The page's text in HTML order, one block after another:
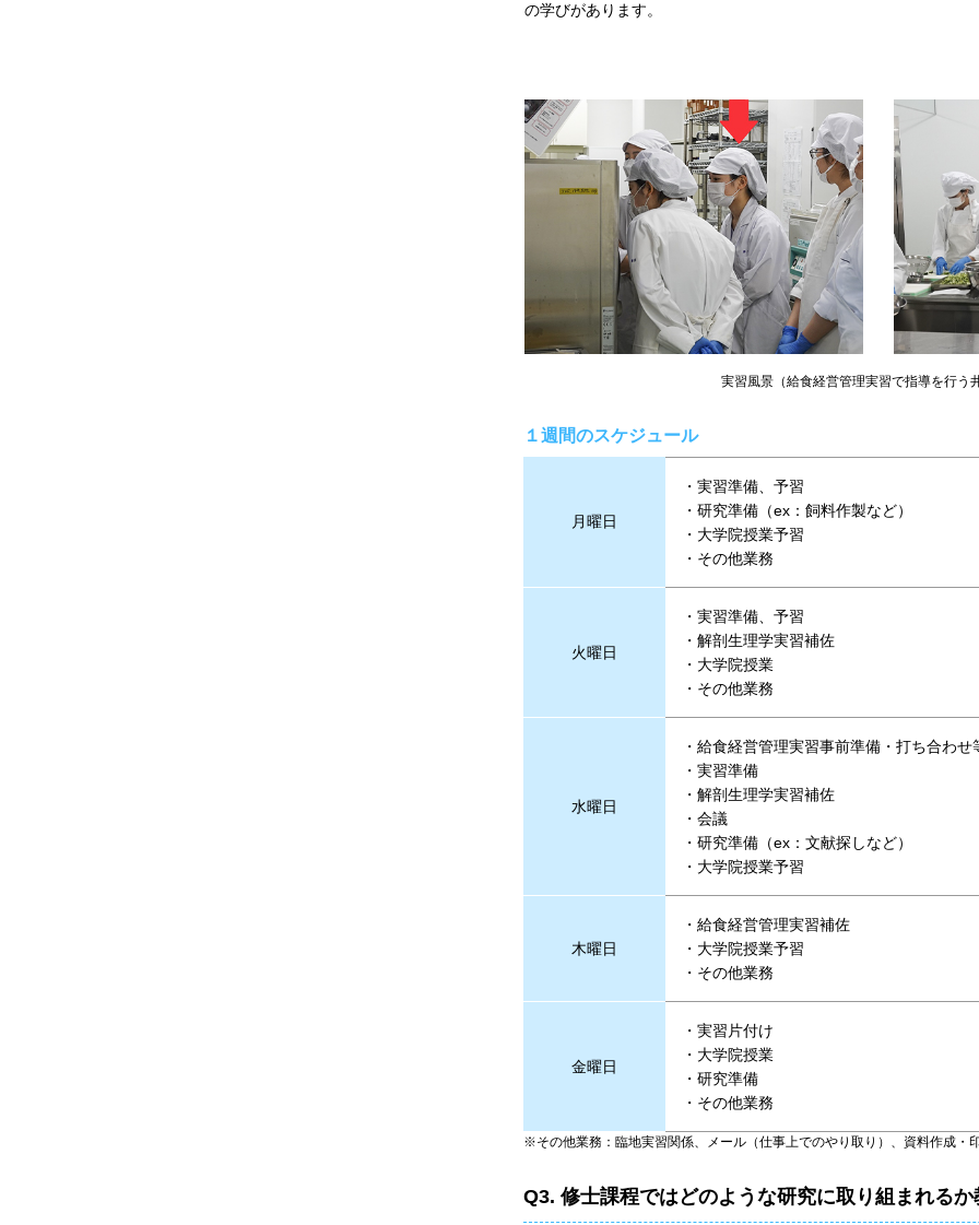
の学びがあります。
実習風景（給食経営管理実習で指導を行う
１週間のスケジュール
月曜日
実習準備、予習
研究準備（ex：飼料作製など）
大学院授業予習
その他業務
火曜日
実習準備、予習
解剖生理学実習補佐
大学院授業
その他業務
水曜日
給食経営管理実習事前準備・打ち合わせ
実習準備
解剖生理学実習補佐
会議
研究準備（ex：文献探しなど）
大学院授業予習
木曜日
給食経営管理実習補佐
大学院授業予習
その他業務
金曜日
実習片付け
大学院授業
研究準備
その他業務
※その他業務：臨地実習関係、メール（仕事上でのやり取り）、資料作成・
Q3. 修士課程ではどのような研究に取り組まれる